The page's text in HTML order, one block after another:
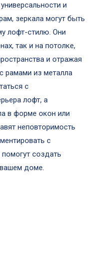
и
зеркала могут быть
лофт-стилю. Они
так и на потолке,
и отражая
рамами из металла
с
лофт, а
в форме окон или
неповторимость
с
создать
доме.